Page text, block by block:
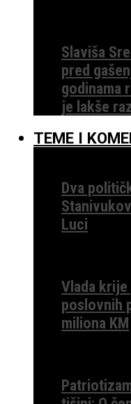
Slaviša
pred
godinama
je lakše
TEME I
Dva
Luci
Vlada
poslovnih
miliona KM